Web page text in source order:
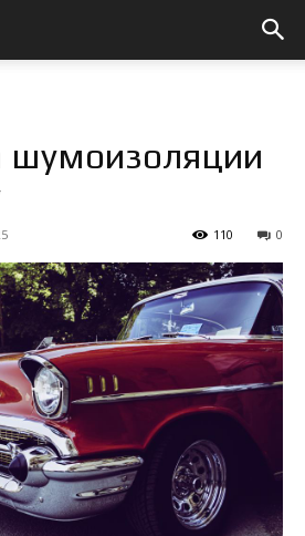
шумоизоляции
0
110